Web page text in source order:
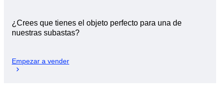
¿Crees que tienes el objeto perfecto para una de
nuestras subastas?
Empezar a vender